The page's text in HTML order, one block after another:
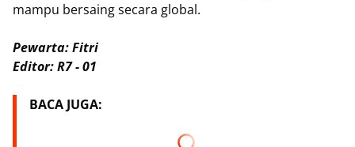
mampu bersaing secara global.
Pewarta: Fitri
Editor: R7 - 01
BACA JUGA: